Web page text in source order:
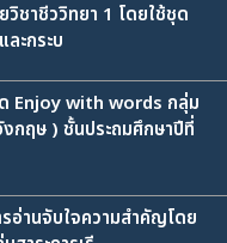
ชาชีววิทยา 1 โดยใช้ชุด
ะกระบ
Enjoy with words กลุ่ม
งกฤษ ) ชั้นประถมศึกษาปีที่
อ่านจับใจความสำคัญโดย